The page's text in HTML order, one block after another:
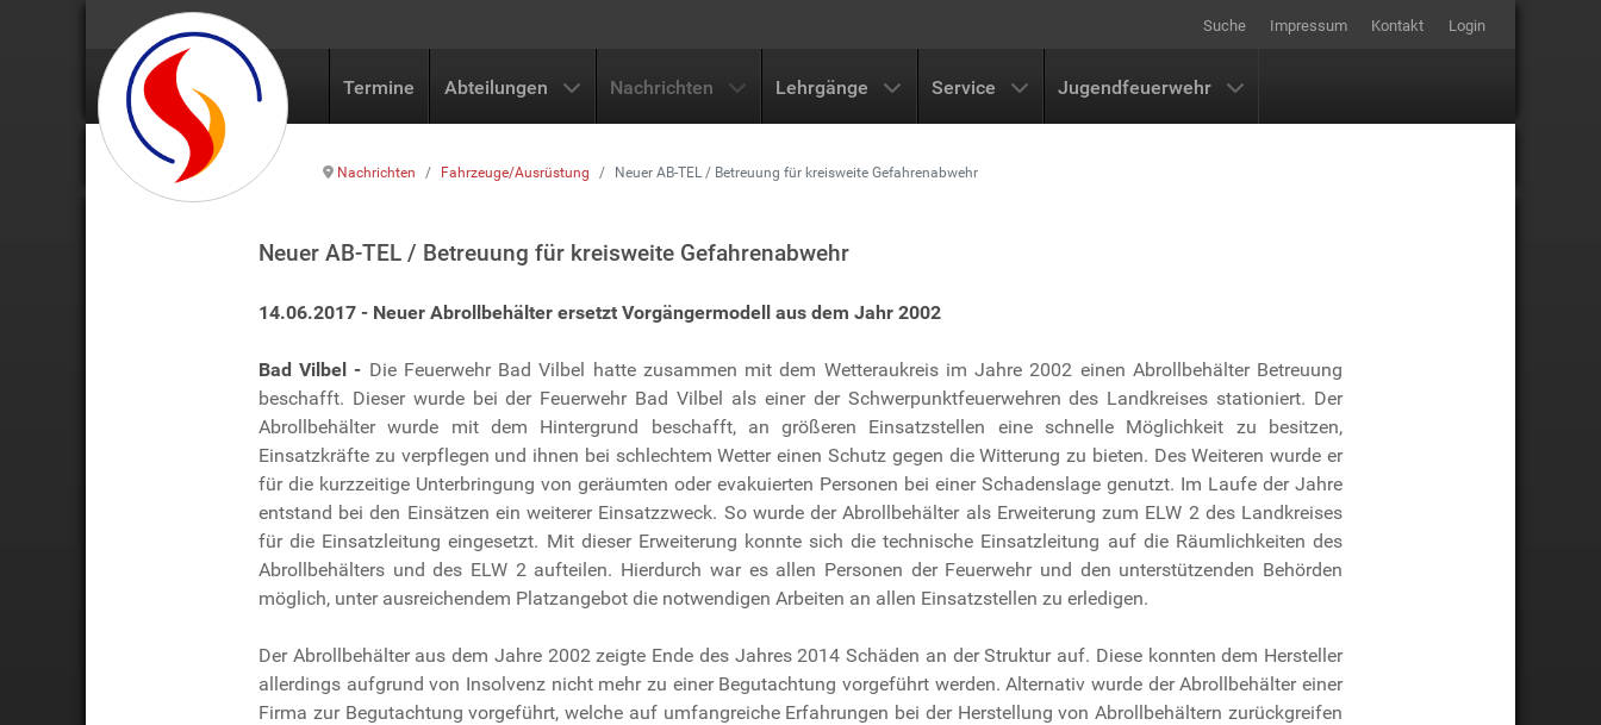
Suche Impressum Kontakt Login
Termine Abteilungen Nachrichten Lehrgänge Service Jugendfeuerwehr
Nachrichten Fahrzeuge/Ausrüstung Neuer AB-TEL / Betreuung für kreisweite Gefahrenabwehr
Neuer AB-TEL / Betreuung für kreisweite Gefahrenabwehr
14.06.2017 - Neuer Abrollbehälter ersetzt Vorgängermodell aus dem Jahr 2002
Bad Vilbel - Die Feuerwehr Bad Vilbel hatte zusammen mit dem Wetteraukreis im Jahre 2002 einen Abrollbehälter Betreuung
beschafft. Dieser wurde bei der Feuerwehr Bad Vilbel als einer der Schwerpunktfeuerwehren des Landkreises stationiert. Der
Abrollbehälter wurde mit dem Hintergrund beschafft, an größeren Einsatzstellen eine schnelle Möglichkeit zu besitzen,
Einsatzkräfte zu verpflegen und ihnen bei schlechtem Wetter einen Schutz gegen die Witterung zu bieten. Des Weiteren wurde er
für die kurzzeitige Unterbringung von geräumten oder evakuierten Personen bei einer Schadenslage genutzt. Im Laufe der Jahre
entstand bei den Einsätzen ein weiterer Einsatzzweck. So wurde der Abrollbehälter als Erweiterung zum ELW 2 des Landkreises
für die Einsatzleitung eingesetzt. Mit dieser Erweiterung konnte sich die technische Einsatzleitung auf die Räumlichkeiten des
Abrollbehälters und des ELW 2 aufteilen. Hierdurch war es allen Personen der Feuerwehr und den unterstützenden Behörden
möglich, unter ausreichendem Platzangebot die notwendigen Arbeiten an allen Einsatzstellen zu erledigen.
Der Abrollbehälter aus dem Jahre 2002 zeigte Ende des Jahres 2014 Schäden an der Struktur auf. Diese konnten dem Hersteller
allerdings aufgrund von Insolvenz nicht mehr zu einer Begutachtung vorgeführt werden. Alternativ wurde der Abrollbehälter einer
Firma zur Begutachtung vorgeführt, welche auf umfangreiche Erfahrungen bei der Herstellung von Abrollbehältern zurückgreifen